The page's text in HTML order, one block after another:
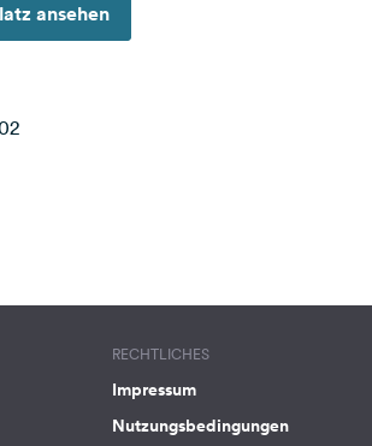
ansehen
RECHTLICHES
Impressum
Nutzungsbedingungen